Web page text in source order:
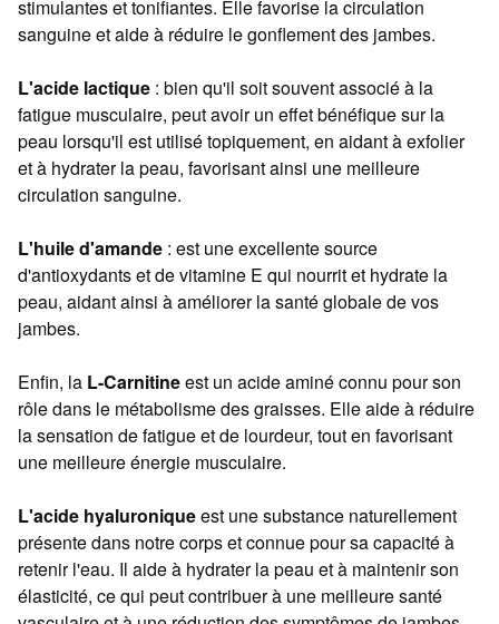
stimulantes et tonifiantes. Elle favorise la circulation
sanguine et aide à réduire le gonflement des jambes.
L'acide lactique : bien qu'il soit souvent associé à la
fatigue musculaire, peut avoir un effet bénéfique sur la
peau lorsqu'il est utilisé topiquement, en aidant à exfolier
et à hydrater la peau, favorisant ainsi une meilleure
circulation sanguine.
L'huile d'amande : est une excellente source
d'antioxydants et de vitamine E qui nourrit et hydrate la
peau, aidant ainsi à améliorer la santé globale de vos
jambes.
Enfin, la L-Carnitineest un acide aminé connu pour son
rôle dans le métabolisme des graisses. Elle aide à réduire
la sensation de fatigue et de lourdeur, tout en favorisant
une meilleure énergie musculaire.
L'acide hyaluroniqueest une substance naturellement
présente dans notre corps et connue pour sa capacité à
retenir l'eau. Il aide à hydrater la peau et à maintenir son
élasticité, ce qui peut contribuer à une meilleure santé